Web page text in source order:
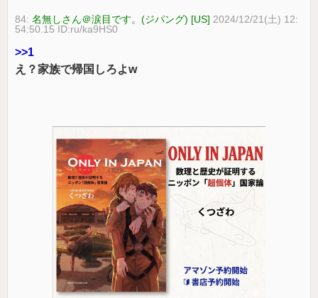
84:名無しさん＠涙目です。(ジパング) [US] 2024/12/21(土) 12:
54:50.15 ID:ru/ka9HS0
>>1
え？家族で帰国しろよw